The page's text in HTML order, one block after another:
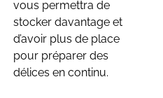
vous permettra de
stocker davantage et
d’avoir plus de place
pour préparer des
délices en continu.